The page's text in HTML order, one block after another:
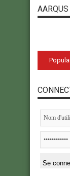
AARQUS